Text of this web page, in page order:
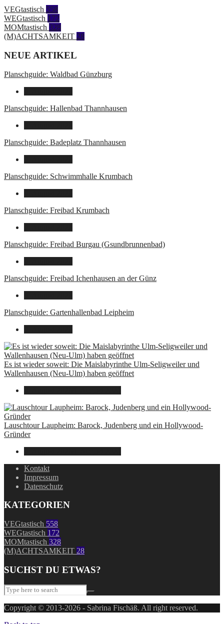
VEGtastisch 558
WEGtastisch 172
MOMtastisch 328
(M)ACHTSAMKEIT 28
NEUE ARTIKEL
Planschguide: Waldbad Günzburg
Planschguide: Hallenbad Thannhausen
Planschguide: Badeplatz Thannhausen
Planschguide: Schwimmhalle Krumbach
Planschguide: Freibad Krumbach
Planschguide: Freibad Burgau (Gsundbrunnenbad)
Planschguide: Freibad Ichenhausen an der Günz
Planschguide: Gartenhallenbad Leipheim
Es ist wieder soweit: Die Maislabyrinthe Ulm-Seligweiler und
Wallenhausen (Neu-Ulm) haben geöffnet
Lauschtour Laupheim: Barock, Judenberg und ein Hollywood-
Gründer
Kontakt
Impressum
Datenschutz
KATEGORIEN
VEGtastisch 558
WEGtastisch 172
MOMtastisch 328
(M)ACHTSAMKEIT 28
SUCHST DU ETWAS?
Copyright © 2013-2026 - Sabrina Fischäß. All right reserved.